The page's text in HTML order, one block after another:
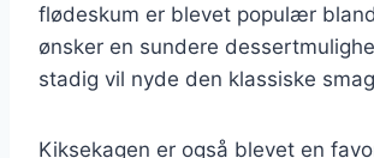
flødeskum er blevet populær
ønsker en sundere
stadig vil nyde den klassiske
Kiksekagen er også blevet en